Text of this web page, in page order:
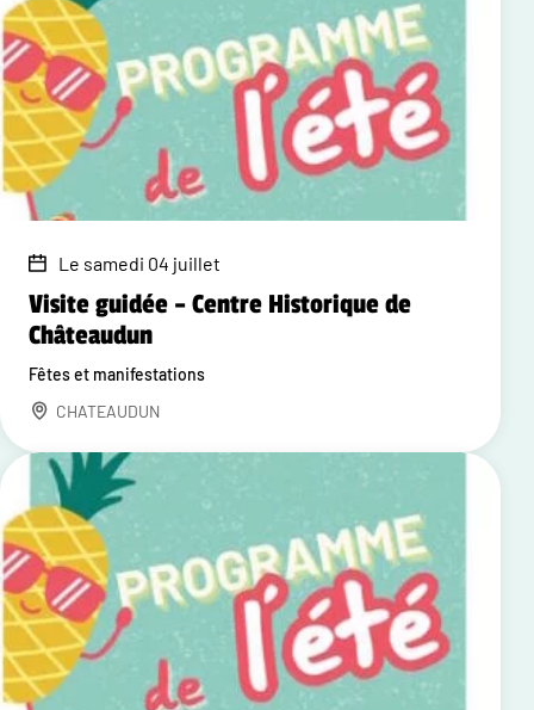
Le samedi 04 juillet
Visite guidée – Centre Historique de
Châteaudun
Fêtes et manifestations
CHATEAUDUN